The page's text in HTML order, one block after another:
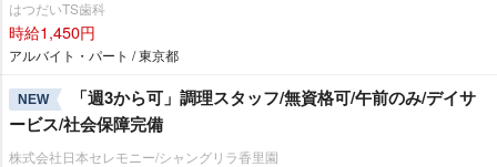
はつだいTS歯科
時給1,450円
アルバイト・パート / 東京都
NEW
「週3から可」調理スタッフ/無資格可/午前のみ/デイサ
ービス/社会保障完備
株式会社日本セレモニー/シャングリラ香里園